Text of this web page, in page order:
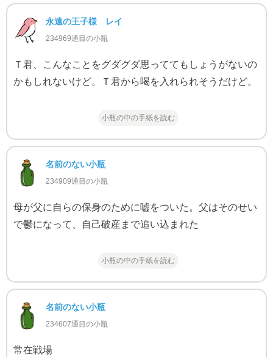
永遠の王子様 レイ
234969通目の小瓶
Ｔ君、こんなことをグダグダ思っててもしょうがないの
かもしれないけど。Ｔ君から喝を入れられそうだけど。
小瓶の中の手紙を読む
名前のない小瓶
234909通目の小瓶
母が父に自らの保身のために嘘をついた。父はそのせい
で鬱になって、自己破産まで追い込まれた
小瓶の中の手紙を読む
名前のない小瓶
234607通目の小瓶
常在戦場